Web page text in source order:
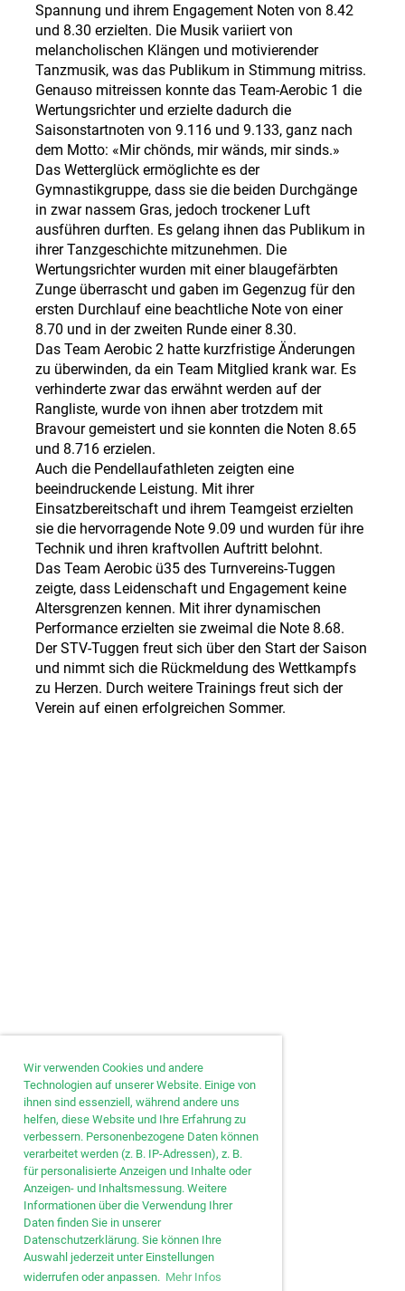
Wir verwenden Cookies und andere
Technologien auf unserer Website. Einige von
ihnen sind essenziell, während andere uns
helfen, diese Website und Ihre Erfahrung zu
verbessern. Personenbezogene Daten können
verarbeitet werden (z. B. IP-Adressen), z. B.
für personalisierte Anzeigen und Inhalte oder
Anzeigen- und Inhaltsmessung. Weitere
Informationen über die Verwendung Ihrer
Daten finden Sie in unserer
Datenschutzerklärung. Sie können Ihre
Auswahl jederzeit unter Einstellungen
widerrufen oder anpassen. Mehr Infos
Spannung und ihrem Engagement Noten von 8.42
und 8.30 erzielten. Die Musik variiert von
melancholischen Klängen und motivierender
Tanzmusik, was das Publikum in Stimmung mitriss.
Genauso mitreissen konnte das Team-Aerobic 1 die
Wertungsrichter und erzielte dadurch die
Saisonstartnoten von 9.116 und 9.133, ganz nach
dem Motto: «Mir chönds, mir wänds, mir sinds.»
Das Wetterglück ermöglichte es der
Gymnastikgruppe, dass sie die beiden Durchgänge
in zwar nassem Gras, jedoch trockener Luft
ausführen durften. Es gelang ihnen das Publikum in
ihrer Tanzgeschichte mitzunehmen. Die
Wertungsrichter wurden mit einer blaugefärbten
Zunge überrascht und gaben im Gegenzug für den
ersten Durchlauf eine beachtliche Note von einer
8.70 und in der zweiten Runde einer 8.30.
Das Team Aerobic 2 hatte kurzfristige Änderungen
zu überwinden, da ein Team Mitglied krank war. Es
verhinderte zwar das erwähnt werden auf der
Rangliste, wurde von ihnen aber trotzdem mit
Bravour gemeistert und sie konnten die Noten 8.65
und 8.716 erzielen.
Auch die Pendellaufathleten zeigten eine
beeindruckende Leistung. Mit ihrer
Einsatzbereitschaft und ihrem Teamgeist erzielten
sie die hervorragende Note 9.09 und wurden für ihre
Technik und ihren kraftvollen Auftritt belohnt.
Das Team Aerobic ü35 des Turnvereins-Tuggen
zeigte, dass Leidenschaft und Engagement keine
Altersgrenzen kennen. Mit ihrer dynamischen
Performance erzielten sie zweimal die Note 8.68.
Der STV-Tuggen freut sich über den Start der Saison
und nimmt sich die Rückmeldung des Wettkampfs
zu Herzen. Durch weitere Trainings freut sich der
Verein auf einen erfolgreichen Sommer.